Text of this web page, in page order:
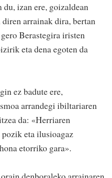
du, izan ere, goizaldean
arrainak dira, bertan
Berastegira iristen
eta dena egoten da
ez badute ere,
arrandegi ibiltariaren
da: «Herriaren
pozik eta ilusioagaz
etorriko gara».